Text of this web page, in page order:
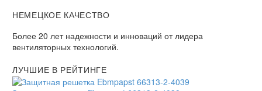
НЕМЕЦКОЕ КАЧЕСТВО
Более 20 лет надежности и инноваций от лидера
вентиляторных технологий.
ЛУЧШИЕ В РЕЙТИНГЕ